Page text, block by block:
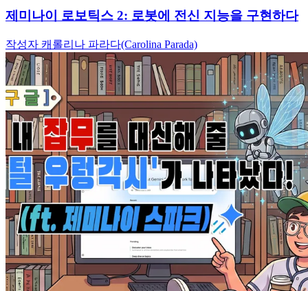
제미나이 로보틱스 2: 로봇에 전신 지능을 구현하다
작성자 캐롤리나 파라다(Carolina Parada)